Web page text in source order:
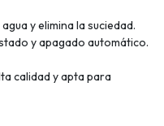
y elimina la suciedad.
y apagado automático.
calidad y apta para